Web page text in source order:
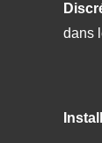
dans